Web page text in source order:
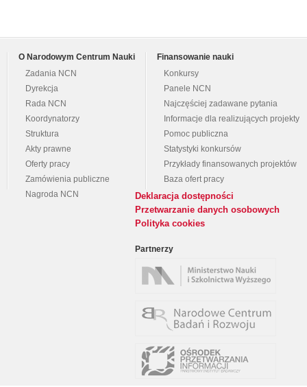
O Narodowym Centrum Nauki
Zadania NCN
Dyrekcja
Rada NCN
Koordynatorzy
Struktura
Akty prawne
Oferty pracy
Zamówienia publiczne
Nagroda NCN
Finansowanie nauki
Konkursy
Panele NCN
Najczęściej zadawane pytania
Informacje dla realizujących projekty
Pomoc publiczna
Statystyki konkursów
Przykłady finansowanych projektów
Baza ofert pracy
Deklaracja dostępności
Przetwarzanie danych osobowych
Polityka cookies
Partnerzy